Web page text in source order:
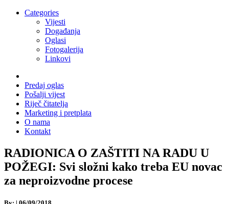
Categories
Vijesti
Događanja
Oglasi
Fotogalerija
Linkovi
Predaj oglas
Pošalji vijest
Riječ čitatelja
Marketing i pretplata
O nama
Kontakt
RADIONICA O ZAŠTITI NA RADU U
POŽEGI: Svi složni kako treba EU novac
za neproizvodne procese